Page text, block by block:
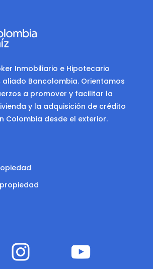
Inmobiliario e Hipotecario
aliado Bancolombia. Orientamos
a promover y facilitar la
y la adquisición de crédito
Colombia desde el exterior.